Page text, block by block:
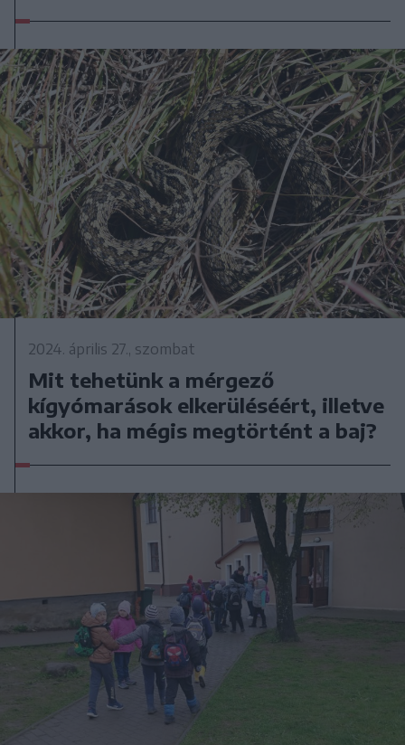
2024. április 27., szombat
Mit tehetünk a mérgező
kígyómarások elkerüléséért, illetve
akkor, ha mégis megtörtént a baj?